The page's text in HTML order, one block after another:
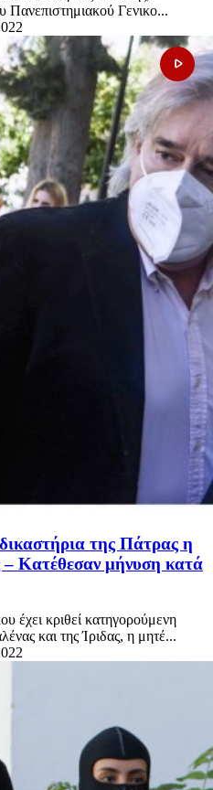
Γενικο...
της Πάτρας η
Κατέθεσαν μήνυση κατά
έχει κριθεί κατηγορούμενη
και της Ίριδας, η μητέ...